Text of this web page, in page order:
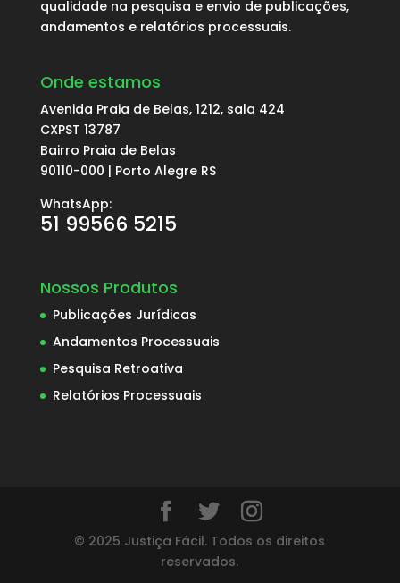
qualidade na pesquisa e envio de publicações,
andamentos e relatórios processuais.
Onde estamos
Avenida Praia de Belas, 1212, sala 424
CXPST 13787
Bairro Praia de Belas
90110-000 | Porto Alegre RS
WhatsApp:
51 99566 5215
Nossos Produtos
Publicações Jurídicas
Andamentos Processuais
Pesquisa Retroativa
Relatórios Processuais
© 2025 Justiça Fácil. Todos os direitos
reservados.